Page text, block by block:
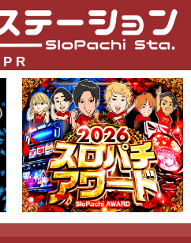
P R